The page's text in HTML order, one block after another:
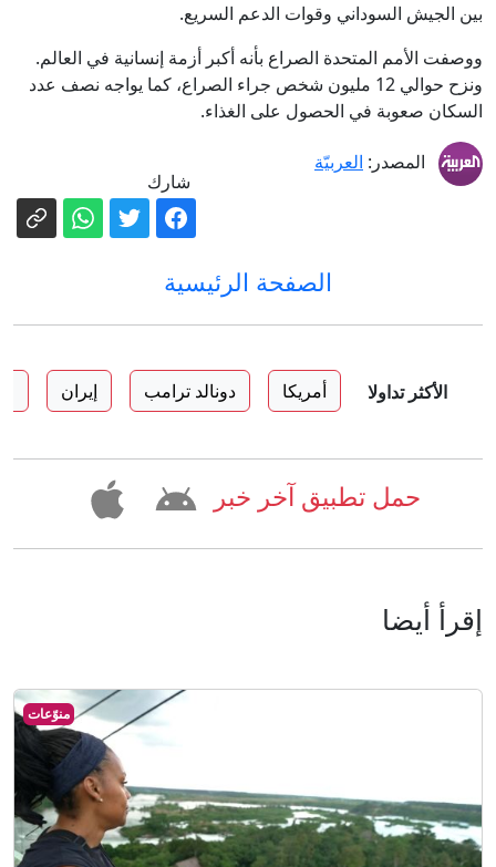
بين الجيش السوداني وقوات الدعم السريع.
ووصفت الأمم المتحدة الصراع بأنه أكبر أزمة إنسانية في العالم.
ونزح حوالي 12 مليون شخص جراء الصراع، كما يواجه نصف عدد
السكان صعوبة في الحصول على الغذاء.
المصدر: العربيّة
شارك
الصفحة الرئيسية
الأكثر تداولا أمريكا دونالد ترامب إيران
حمل تطبيق آخر خبر
إقرأ أيضا
منوّعات